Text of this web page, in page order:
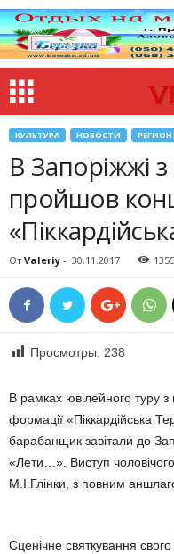
КУЛЬТУРА НОВОСТИ РЕГИОН
В Запоріжжі
пройшов
От Valeriy - 30.11.2017 1355
Просмотры: 238
В рамках ювілейного туру з
формації «Піккардійська
барабанщик завітали до
«Лети…». Виступ
М.І.Глінки, з повним
Сценічне святкування